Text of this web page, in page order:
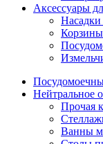
Аксессуары
Насадки
Нейтральное
Прочая
Ванны